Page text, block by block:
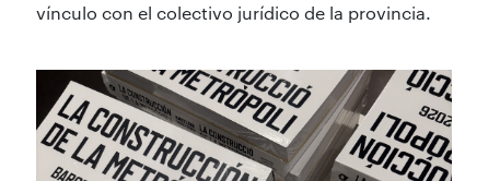
vínculo con el colectivo jurídico de la provincia.